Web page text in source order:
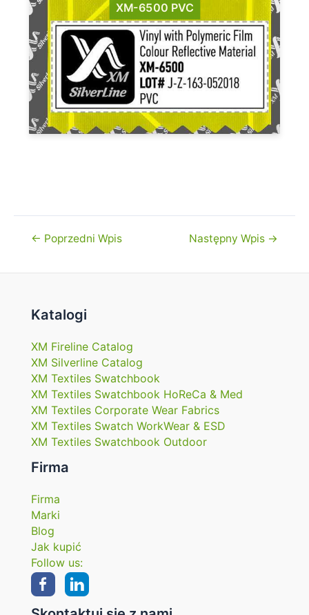
XM-6500 PVC
Nawigacja
← Poprzedni Wpis Następny Wpis →
Katalogi
XM Fireline Catalog
XM Silverline Catalog
XM Textiles Swatchbook
XM Textiles Swatchbook HoReCa & Med
XM Textiles Corporate Wear Fabrics
XM Textiles Swatch WorkWear & ESD
XM Textiles Swatchbook Outdoor
Firma
Firma
Marki
Blog
Jak kupić
Follow us: